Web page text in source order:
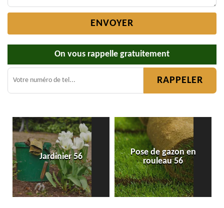
On vous rappelle gratuitement
Jardinier 56
Pose de gazon en
rouleau 56